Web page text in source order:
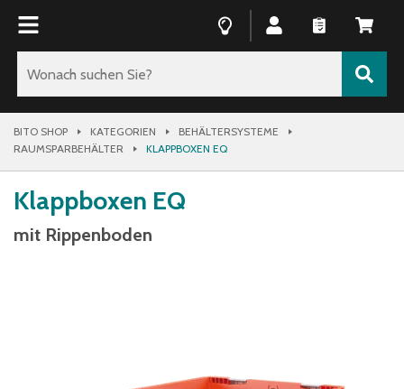
BITO SHOP KATEGORIEN
BEHÄLTERSYSTEME
RAUMSPARBEHÄLTER
KLAPPBOXEN EQ
Klappboxen EQ
mit Rippenboden